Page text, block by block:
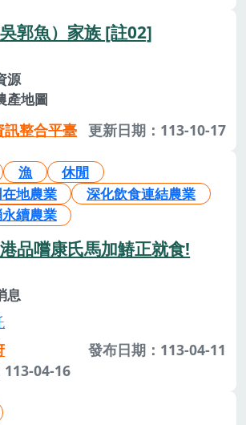
郭魚）家族 [註02]
源
產地圖
訊整合平臺 更新日期：113-10-17
漁
休閒
地農業
深化飲食連結農業
續農業
品嚐康氏馬加鰆正就食!
息
發布日期：113-04-11
113-04-16